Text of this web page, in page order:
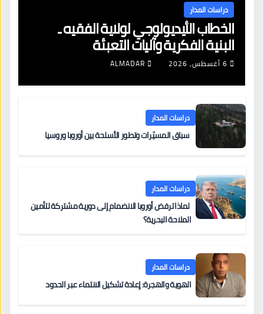
دراسات المدار
الخطاب الأيديولوجي لولاية الفقيه ـ
البنية الفكرية وآليات التعبئة
6 أغسطس، 2026 ALMADAR
دراسات المدار
سباق المسيّرات وتطور الأسلحة بين أوروبا وروسيا
دراسات المدار
لماذا ترفض أوروبا الانضمام إلى دورية مشتركة لتأمين
الملاحة البحرية؟
دراسات المدار
الهوية والهجرة: إعادة تشكيل الانتماء عبر الحدود